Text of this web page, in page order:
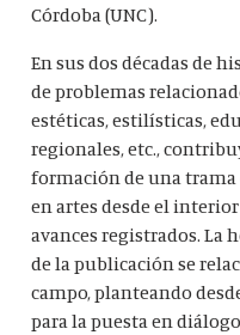
Córdoba (UNC).
En sus dos décadas de
de problemas
estéticas, estilísticas,
regionales, etc.,
formación de una
en artes desde el
avances registrados. La
de la publicación se
campo, planteando
para la puesta en